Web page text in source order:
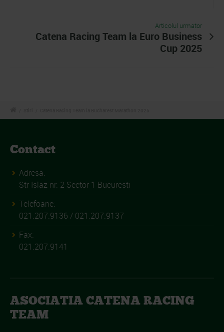
Articolul urmator
Catena Racing Team la Euro Business
Cup 2025
Contact
Adresa:
Str Islaz nr. 2 Sector 1 Bucuresti
Telefoane:
021.207.9136 / 021.207.9137
Fax:
021.207.9141
ASOCIATIA CATENA RACING
TEAM